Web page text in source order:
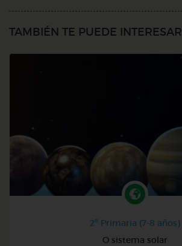
TAMBIÉN TE PUEDE INTERESAR
2º Primaria (7-8 años)
O sistema solar